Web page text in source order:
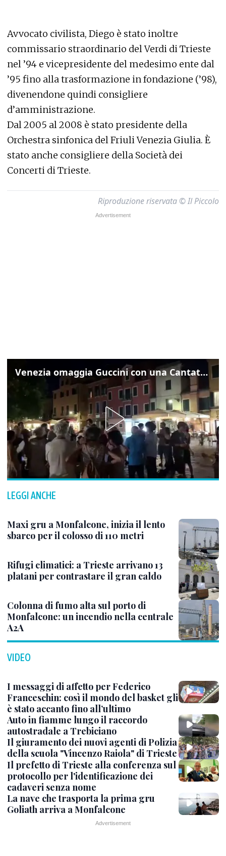
Avvocato civilista, Diego è stato inoltre
commissario straordinario del Verdi di Trieste
nel ’94 e vicepresidente del medesimo ente dal
’95 fino alla trasformazione in fondazione (’98),
divenendone quindi consigliere
d’amministrazione.
Dal 2005 al 2008 è stato presidente della
Orchestra sinfonica del Friuli Venezia Giulia. È
stato anche consigliere della Società dei
Concerti di Trieste.
Riproduzione riservata © Il Piccolo
Venezia omaggia Guccini con una Cantata Anarchica in campo Santa Margherita
LEGGI ANCHE
Maxi gru a Monfalcone, inizia il lento
sbarco per il colosso di 110 metri
Rifugi climatici: a Trieste arrivano 13
platani per contrastare il gran caldo
Colonna di fumo alta sul porto di
Monfalcone: un incendio nella centrale
A2A
VIDEO
I messaggi di affetto per Federico
Franceschin: così il mondo del basket gli
è stato accanto fino all’ultimo
Auto in fiamme lungo il raccordo
autostradale a Trebiciano
Il giuramento dei nuovi agenti di Polizia
della scuola "Vincenzo Raiola" di Trieste
Il prefetto di Trieste alla conferenza sul
protocollo per l'identificazione dei
cadaveri senza nome
La nave che trasporta la prima gru
Goliath arriva a Monfalcone